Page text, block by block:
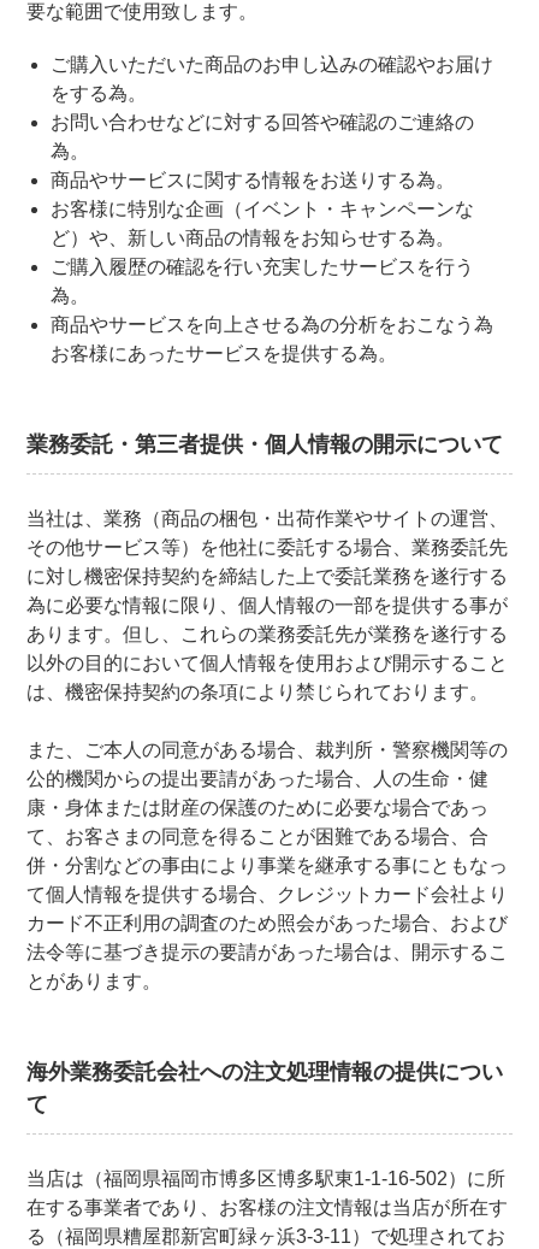
要な範囲で使用致します。
ご購入いただいた商品のお申し込みの確認やお届け
をする為。
お問い合わせなどに対する回答や確認のご連絡の
為。
商品やサービスに関する情報をお送りする為。
お客様に特別な企画（イベント・キャンペーンな
ど）や、新しい商品の情報をお知らせする為。
ご購入履歴の確認を行い充実したサービスを行う
為。
商品やサービスを向上させる為の分析をおこなう為
お客様にあったサービスを提供する為。
業務委託・第三者提供・個人情報の開示について
当社は、業務（商品の梱包・出荷作業やサイトの運営、
その他サービス等）を他社に委託する場合、業務委託先
に対し機密保持契約を締結した上で委託業務を遂行する
為に必要な情報に限り、個人情報の一部を提供する事が
あります。但し、これらの業務委託先が業務を遂行する
以外の目的において個人情報を使用および開示すること
は、機密保持契約の条項により禁じられております。
また、ご本人の同意がある場合、裁判所・警察機関等の
公的機関からの提出要請があった場合、人の生命・健
康・身体または財産の保護のために必要な場合であっ
て、お客さまの同意を得ることが困難である場合、合
併・分割などの事由により事業を継承する事にともなっ
て個人情報を提供する場合、クレジットカード会社より
カード不正利用の調査のため照会があった場合、および
法令等に基づき提示の要請があった場合は、開示するこ
とがあります。
海外業務委託会社への注文処理情報の提供につい
て
当店は（福岡県福岡市博多区博多駅東1-1-16-502）に所
在する事業者であり、お客様の注文情報は当店が所在す
る（福岡県糟屋郡新宮町緑ヶ浜3-3-11）で処理されてお